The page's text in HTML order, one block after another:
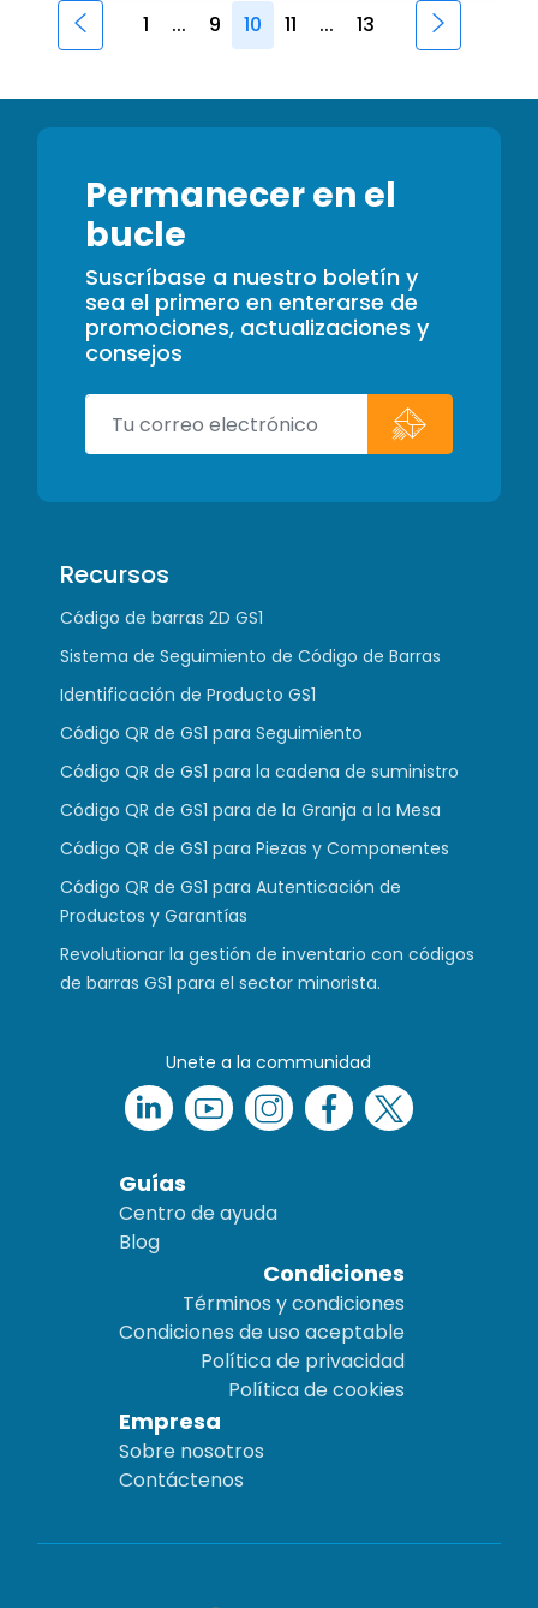
1 ... 9 10 11 ... 13
Permanecer en el
bucle
Suscríbase a nuestro boletín y
sea el primero en enterarse de
promociones, actualizaciones y
consejos
Recursos
Código de barras 2D GS1
Sistema de Seguimiento de Código de Barras
Identificación de Producto GS1
Código QR de GS1 para Seguimiento
Código QR de GS1 para la cadena de suministro
Código QR de GS1 para de la Granja a la Mesa
Código QR de GS1 para Piezas y Componentes
Código QR de GS1 para Autenticación de
Productos y Garantías
Revolutionar la gestión de inventario con códigos
de barras GS1 para el sector minorista.
Unete a la communidad
Guías
Centro de ayuda
Blog
Condiciones
Términos y condiciones
Condiciones de uso aceptable
Política de privacidad
Política de cookies
Empresa
Sobre nosotros
Contáctenos